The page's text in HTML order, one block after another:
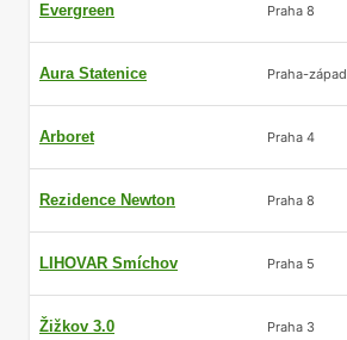
Evergreen Praha 8
Aura Statenice Praha-západ
Arboret Praha 4
Rezidence Newton Praha 8
LIHOVAR Smíchov Praha 5
Žižkov 3.0 Praha 3